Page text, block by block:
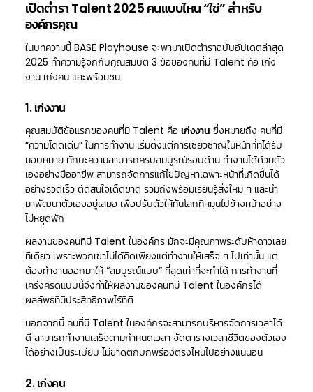
เปิดตำรา Talent 2025 คนแบบไหน “ใช่” สำหรับ
องค์กรคุณ
ในบทความนี้ BASE Playhouse จะพามาเปิดตำราฉบับอัปเดตล่าสุด
2025 ทำความรู้จักกับคุณสมบัติ 3 ข้อของคนที่มี Talent คือ เก่ง
งาน เก่งคน และพร้อมชน
1. เก่งงาน
คุณสมบัติข้อแรกของคนที่มี Talent คือ เก่งงาน ซึ่งหมายถึง คนที่มี
“ความโดดเด่น” ในการทำงาน เริ่มตั้งแต่การเชี่ยวชาญในหน้าที่ที่ได้รับ
มอบหมาย ทักษะความสามารถครบสมบูรณ์รอบด้าน ทำงานได้ด้วยตัว
เองอย่างมืออาชีพ สามารถจัดการแก้ไขปัญหาเฉพาะหน้าที่เกิดขึ้นได้
อย่างรวดเร็ว ตัดสินใจเด็ดขาด รวมถึงพร้อมเรียนรู้สิ่งใหม่ ๆ และนำ
มาพัฒนาตัวเองอยู่เสมอ เพื่อปรับตัวให้ทันโลกที่หมุนไปข้างหน้าอย่าง
ไม่หยุดพัก
ผลงานของคนที่มี Talent ในองค์กร มักจะมีคุณภาพระดับห้าดาวเลย
ทีเดียว เพราะพวกเขาไม่ได้คิดเพียงแต่ทำงานให้เสร็จ ๆ ไปเท่านั้น แต่
ต้องทำงานออกมาให้ “สมบูรณ์แบบ” ที่สุดเท่าที่จะทำได้ การทำงานที่
เคร่งครัดแบบนี้จึงทำให้ผลงานของคนที่มี Talent ในองค์กรได้
ผลลัพธ์ที่มีประสิทธิภาพไร้ที่ติ
นอกจากนี้ คนที่มี Talent ในองค์กรจะสามารถบริหารจัดการเวลาได้
ดี สามารถทำงานเสร็จตามกำหนดเวลา จัดตารางเวลาชีวิตของตัวเอง
ได้อย่างเป็นระเบียบ ไม่ขาดตกบกพร่องตรงไหนไปอย่างแน่นอน
2. เก่งคน